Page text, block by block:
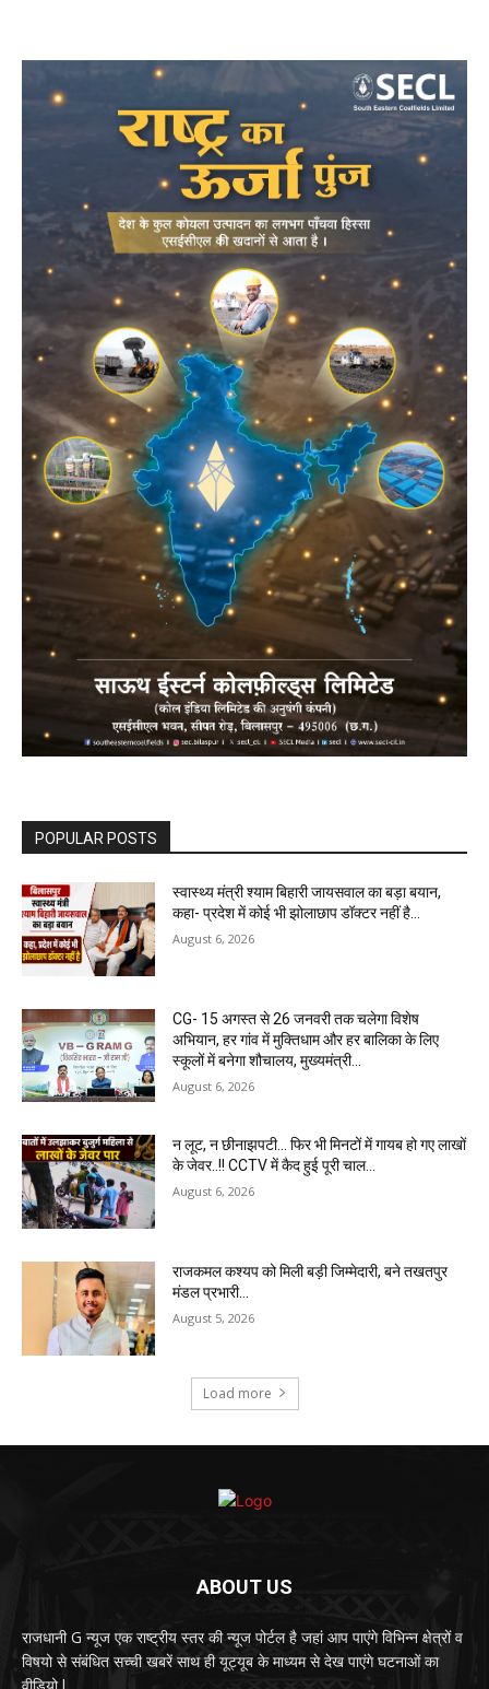
POPULAR POSTS
स्वास्थ्य मंत्री श्याम बिहारी जायसवाल का बड़ा बयान,
कहा- प्रदेश में कोई भी झोलाछाप डॉक्टर नहीं है…
August 6, 2026
CG- 15 अगस्त से 26 जनवरी तक चलेगा विशेष
अभियान, हर गांव में मुक्तिधाम और हर बालिका के लिए
स्कूलों में बनेगा शौचालय, मुख्यमंत्री...
August 6, 2026
न लूट, न छीनाझपटी… फिर भी मिनटों में गायब हो गए लाखों
के जेवर..!! CCTV में कैद हुई पूरी चाल…
August 6, 2026
राजकमल कश्यप को मिली बड़ी जिम्मेदारी, बने तखतपुर
मंडल प्रभारी…
August 5, 2026
Load more
ABOUT US
राजधानी G न्यूज एक राष्ट्रीय स्तर की न्यूज पोर्टल है जहां आप पाएंगे विभिन्न क्षेत्रों व
विषयो से संबंधित सच्ची खबरें साथ ही यूट्यूब के माध्यम से देख पाएंगे घटनाओं का
वीडियो l